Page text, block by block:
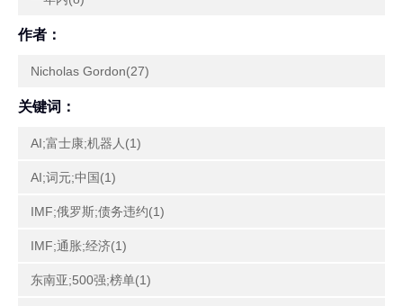
作者：
Nicholas Gordon(27)
关键词：
AI;富士康;机器人(1)
AI;词元;中国(1)
IMF;俄罗斯;债务违约(1)
IMF;通胀;经济(1)
东南亚;500强;榜单(1)